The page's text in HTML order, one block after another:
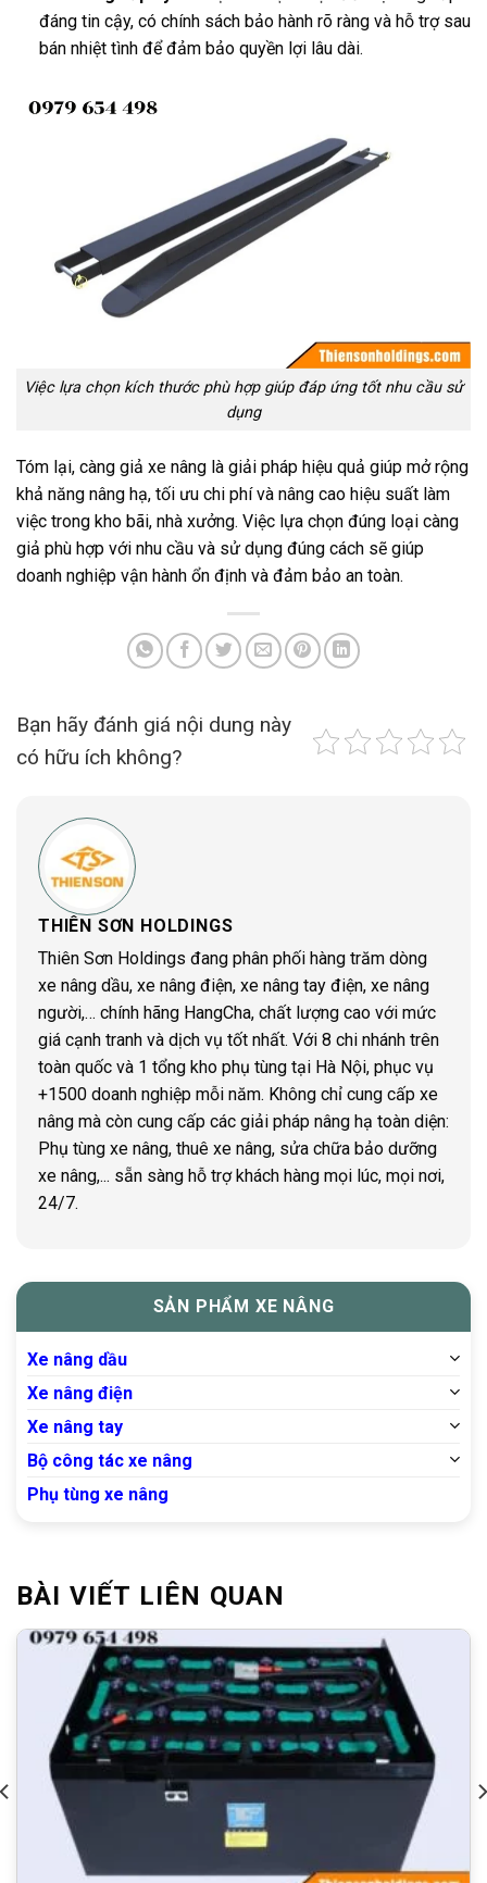
đáng tin cậy, có chính sách bảo hành rõ ràng và hỗ trợ sau
bán nhiệt tình để đảm bảo quyền lợi lâu dài.
Việc lựa chọn kích thước phù hợp giúp đáp ứng tốt nhu cầu sử
dụng
Tóm lại, càng giả xe nâng là giải pháp hiệu quả giúp mở rộng
khả năng nâng hạ, tối ưu chi phí và nâng cao hiệu suất làm
việc trong kho bãi, nhà xưởng. Việc lựa chọn đúng loại càng
giả phù hợp với nhu cầu và sử dụng đúng cách sẽ giúp
doanh nghiệp vận hành ổn định và đảm bảo an toàn.
Bạn hãy đánh giá nội dung này
có hữu ích không?
THIÊN SƠN HOLDINGS
Thiên Sơn Holdings đang phân phối hàng trăm dòng
xe nâng dầu, xe nâng điện, xe nâng tay điện, xe nâng
người,… chính hãng HangCha, chất lượng cao với mức
giá cạnh tranh và dịch vụ tốt nhất. Với 8 chi nhánh trên
toàn quốc và 1 tổng kho phụ tùng tại Hà Nội, phục vụ
+1500 doanh nghiệp mỗi năm. Không chỉ cung cấp xe
nâng mà còn cung cấp các giải pháp nâng hạ toàn diện:
Phụ tùng xe nâng, thuê xe nâng, sửa chữa bảo dưỡng
xe nâng,... sẵn sàng hỗ trợ khách hàng mọi lúc, mọi nơi,
24/7.
SẢN PHẨM XE NÂNG
Xe nâng dầu
Xe nâng điện
Xe nâng tay
Bộ công tác xe nâng
Phụ tùng xe nâng
BÀI VIẾT LIÊN QUAN